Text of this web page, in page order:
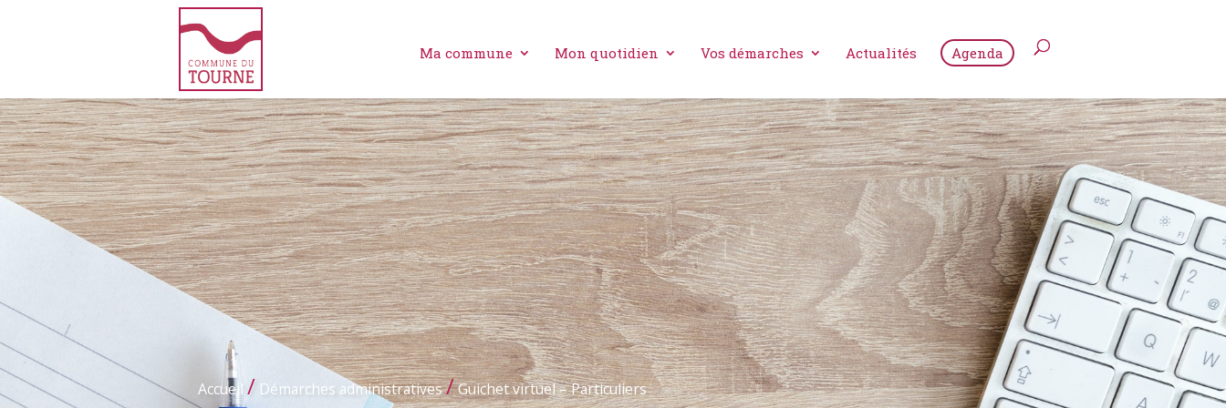
Ma commune Mon quotidien Vos démarches Actualités Agenda
Accueil / Démarches administratives/Guichet virtuel – Particuliers